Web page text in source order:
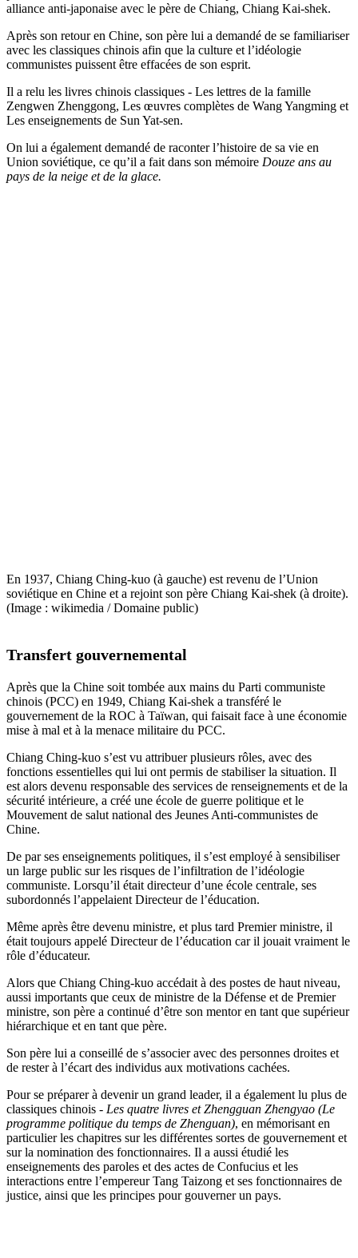
alliance anti-japonaise avec le père de Chiang, Chiang Kai-shek.
Après son retour en Chine, son père lui a demandé de se familiariser
avec les classiques chinois afin que la culture et l’idéologie
communistes puissent être effacées de son esprit.
Il a relu les livres chinois classiques - Les lettres de la famille
Zengwen Zhenggong, Les œuvres complètes de Wang Yangming et
Les enseignements de Sun Yat-sen.
On lui a également demandé de raconter l’histoire de sa vie en
Union soviétique, ce qu’il a fait dans son mémoire Douze ans au
pays de la neige et de la glace.
En 1937, Chiang Ching-kuo (à gauche) est revenu de l’Union
soviétique en Chine et a rejoint son père Chiang Kai-shek (à droite).
(Image : wikimedia / Domaine public)
Transfert gouvernemental
Après que la Chine soit tombée aux mains du Parti communiste
chinois (PCC) en 1949, Chiang Kai-shek a transféré le
gouvernement de la ROC à Taïwan, qui faisait face à une économie
mise à mal et à la menace militaire du PCC.
Chiang Ching-kuo s’est vu attribuer plusieurs rôles, avec des
fonctions essentielles qui lui ont permis de stabiliser la situation. Il
est alors devenu responsable des services de renseignements et de la
sécurité intérieure, a créé une école de guerre politique et le
Mouvement de salut national des Jeunes Anti-communistes de
Chine.
De par ses enseignements politiques, il s’est employé à sensibiliser
un large public sur les risques de l’infiltration de l’idéologie
communiste. Lorsqu’il était directeur d’une école centrale, ses
subordonnés l’appelaient Directeur de l’éducation.
Même après être devenu ministre, et plus tard Premier ministre, il
était toujours appelé Directeur de l’éducation car il jouait vraiment le
rôle d’éducateur.
Alors que Chiang Ching-kuo accédait à des postes de haut niveau,
aussi importants que ceux de ministre de la Défense et de Premier
ministre, son père a continué d’être son mentor en tant que supérieur
hiérarchique et en tant que père.
Son père lui a conseillé de s’associer avec des personnes droites et
de rester à l’écart des individus aux motivations cachées.
Pour se préparer à devenir un grand leader, il a également lu plus de
classiques chinois - Les quatre livres et Zhengguan Zhengyao (Le
programme politique du temps de Zhenguan), en mémorisant en
particulier les chapitres sur les différentes sortes de gouvernement et
sur la nomination des fonctionnaires. Il a aussi étudié les
enseignements des paroles et des actes de Confucius et les
interactions entre l’empereur Tang Taizong et ses fonctionnaires de
justice, ainsi que les principes pour gouverner un pays.